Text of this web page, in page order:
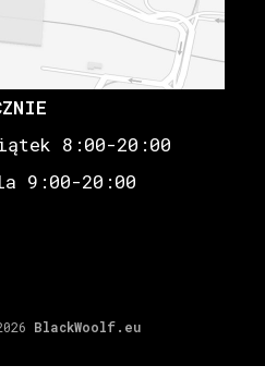
8:00-20:00
9:00-20:00
BlackWoolf.eu